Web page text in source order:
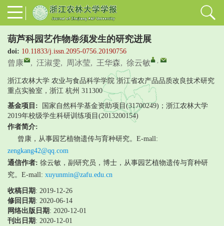
葫芦科园艺作物卷须发生的研究进展
doi: 10.11833/j.issn.2095-0756.20190756
曾康 , 汪淑雯, 周冰莹, 王华森, 徐云敏 ,
浙江农林大学 农业与食品科学学院 浙江省农产品品质改良技术研究
重点实验室，浙江 杭州 311300
基金项目: 国家自然科学基金资助项目(31700249)；浙江农林大学
2019年校级学生科研训练项目(2013200154)
作者简介:
曾康，从事园艺植物遗传与育种研究。E-mall:
zengkang42@qq.com
通信作者: 徐云敏，副研究员，博士，从事园艺植物遗传与育种研
究。E-mall: xuyunmin@zafu.edu.cn
收稿日期 : 2019-12-26
修回日期 : 2020-06-14
网络出版日期 : 2020-12-01
刊出日期 : 2020-12-01